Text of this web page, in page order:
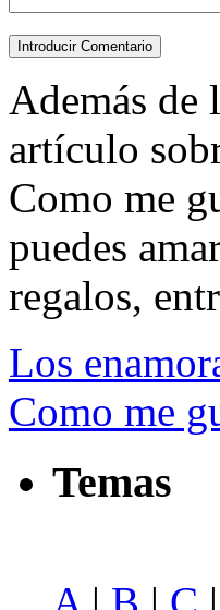
Además de
artículo
Como me
puedes
regalos,
Los
Como me
Temas